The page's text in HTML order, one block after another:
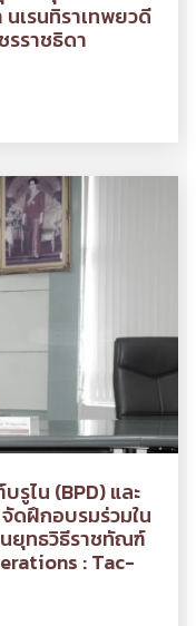
นเรนทิราเทพยวดี
ราชธิดา
ไน (BPD) และ
ดฝึกอบรมร่วมใน
ยุทธวิธีราชทัณฑ์
: Tac-